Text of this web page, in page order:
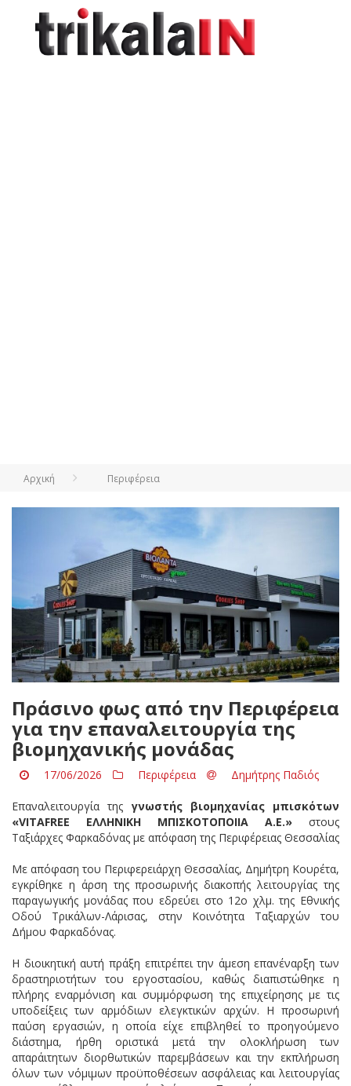
Αρχική Περιφέρεια
Πράσινο φως από την Περιφέρεια
για την επαναλειτουργία της
βιομηχανικής μονάδας
17/06/2026 Περιφέρεια Δημήτρης Παδιός
Επαναλειτουργία της γνωστής βιομηχανίας μπισκότων
«VITAFREE ΕΛΛΗΝΙΚΗ ΜΠΙΣΚΟΤΟΠΟΙΙΑ Α.Ε.» στους
Ταξιάρχες Φαρκαδόνας με απόφαση της Περιφέρειας Θεσσαλίας
Με απόφαση του Περιφερειάρχη Θεσσαλίας, Δημήτρη Κουρέτα,
εγκρίθηκε η άρση της προσωρινής διακοπής λειτουργίας της
παραγωγικής μονάδας που εδρεύει στο 12ο χλμ. της Εθνικής
Οδού Τρικάλων-Λάρισας, στην Κοινότητα Ταξιαρχών του
Δήμου Φαρκαδόνας.
Η διοικητική αυτή πράξη επιτρέπει την άμεση επανέναρξη των
δραστηριοτήτων του εργοστασίου, καθώς διαπιστώθηκε η
πλήρης εναρμόνιση και συμμόρφωση της επιχείρησης με τις
υποδείξεις των αρμόδιων ελεγκτικών αρχών. Η προσωρινή
παύση εργασιών, η οποία είχε επιβληθεί το προηγούμενο
διάστημα, ήρθη οριστικά μετά την ολοκλήρωση των
απαράιτητων διορθωτικών παρεμβάσεων και την εκπλήρωση
όλων των νόμιμων προϋποθέσεων ασφάλειας και λειτουργίας